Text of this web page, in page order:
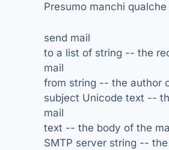
Presumo manchi
send mail
to a list of string -- the
mail
from string -- the author
subject Unicode text --
mail
text -- the body of the
SMTP server string --